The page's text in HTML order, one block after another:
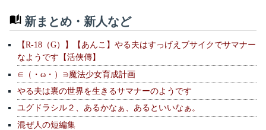
新まとめ・新人など
【R-18（G）】【あんこ】やる夫はすっげえブサイクでサマナー
なようです【活俠傳】
∈（・ω・）∋魔法少女育成計画
やる夫は裏の世界を生きるサマナーのようです
ユグドラシル２、あるかなぁ、あるといいなぁ。
混ぜ人の短編集